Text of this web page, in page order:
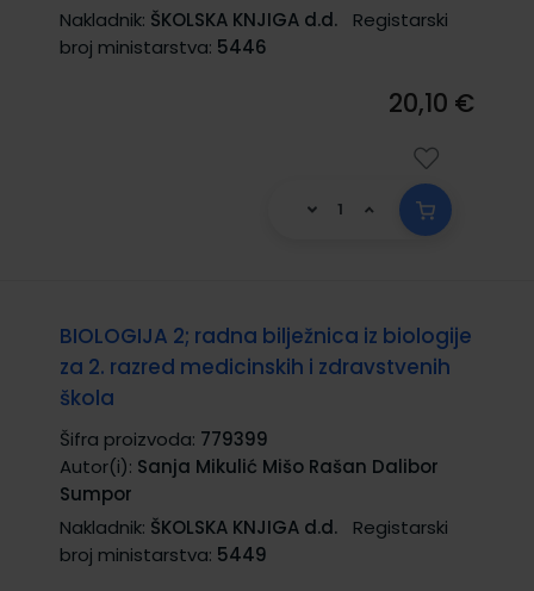
Nakladnik: ŠKOLSKA KNJIGA d.d.
Registarski
broj ministarstva: 5446
20,10 €
BIOLOGIJA 2; radna bilježnica iz biologije
za 2. razred medicinskih i zdravstvenih
škola
Šifra proizvoda: 779399
Autor(i): Sanja Mikulić Mišo Rašan Dalibor
Sumpor
Nakladnik: ŠKOLSKA KNJIGA d.d.
Registarski
broj ministarstva: 5449